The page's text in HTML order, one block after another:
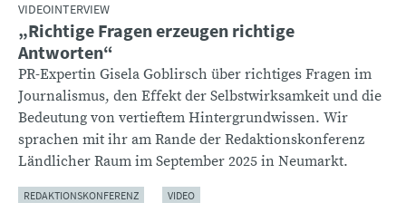
VIDEOINTERVIEW
:„Richtige Fragen erzeugen richtige
Antworten“
PR-Expertin Gisela Goblirsch über richtiges Fragen im
Journalismus, den Effekt der Selbstwirksamkeit und die
Bedeutung von vertieftem Hintergrundwissen. Wir
sprachen mit ihr am Rande der Redaktionskonferenz
Ländlicher Raum im September 2025 in Neumarkt.
REDAKTIONSKONFERENZ VIDEO